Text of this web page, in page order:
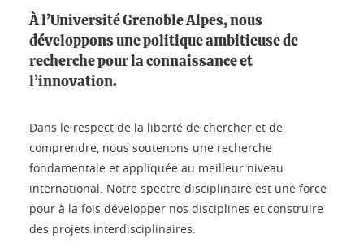
À l’Université Grenoble Alpes, nous
développons une politique ambitieuse de
recherche pour la connaissance et
l’innovation.
Dans le respect de la liberté de chercher et de
comprendre, nous soutenons une recherche
fondamentale et appliquée au meilleur niveau
international. Notre spectre disciplinaire est une force
pour à la fois développer nos disciplines et construire
des projets interdisciplinaires.